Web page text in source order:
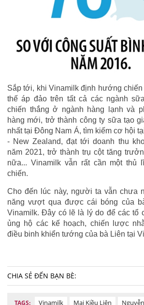
Sắp tới, khi Vinamilk định hướng
thế áp đảo trên tất cả các ngành
chiến thắng ở ngành hàng lạnh và
hàng mới, trở thành công ty sữa tạo
nhất tại Đông Nam Á, tìm kiếm cơ hội
- New Zealand, đạt tới doanh thu
năm 2021, trở thành trụ cột tăng
nữa... Vinamilk vẫn rất cần một thủ
chiến.
Cho đến lúc này, người ta vẫn chưa
năng vượt qua được cái bóng của
Vinamilk. Đây có lẽ là lý do để các tổ
ủng hộ các kế hoạch, chiến lược
điều binh khiển tướng của bà Liên tại
CHIA SẺ ĐẾN BẠN BÈ:
TAGS: Vinamilk Mai Kiều Liên